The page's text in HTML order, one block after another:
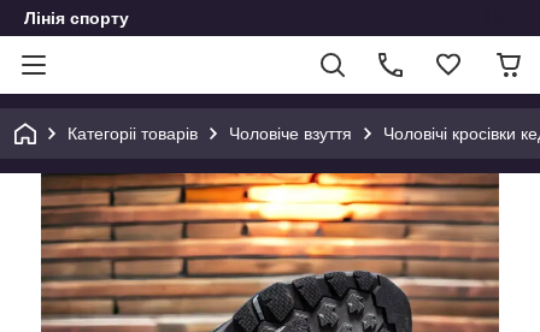
Лінія спорту
Категоріі товарів Чоловіче взуття Чоловічі кросівки